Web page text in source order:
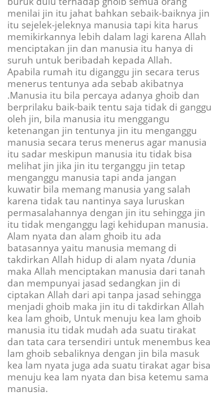
menilai jin itu jahat bahkan sebaik-baiknya jin
itu sejelek-jeleknya manusia tapi kita harus
memikirkannya lebih dalam lagi karena Allah
menciptakan jin dan manusia itu hanya di
suruh untuk beribadah kepada Allah.
Apabila rumah itu diganggu jin secara terus
menerus tentunya ada sebab akibatnya
.Manusia itu bila percaya adanya ghoib dan
berprilaku baik-baik tentu saja tidak di ganggu
oleh jin, bila manusia itu menggangu
ketenangan jin tentunya jin itu menganggu
manusia secara terus menerus agar manusia
itu sadar meskipun manusia itu tidak bisa
melihat jin jika jin itu terganggu jin tetap
menganggu manusia tapi anda jangan
kuwatir bila memang manusia yang salah
karena tidak tau nantinya saya luruskan
permasalahannya dengan jin itu sehingga jin
itu tidak menganggu lagi kehidupan manusia.
Alam nyata dan alam ghoib itu ada
batasannya yaitu manusia memang di
takdirkan Allah hidup di alam nyata /dunia
maka Allah menciptakan manusia dari tanah
dan mempunyai jasad sedangkan jin di
ciptakan Allah dari api tanpa jasad sehingga
menjadi ghoib maka jin itu di takdirkan Allah
kea lam ghoib, Untuk menuju kea lam ghoib
manusia itu tidak mudah ada suatu tirakat
dan tata cara tersendiri untuk menembus kea
lam ghoib sebaliknya dengan jin bila masuk
kea lam nyata juga ada suatu tirakat agar bisa
menuju kea lam nyata dan bisa ketemu sama
manusia.